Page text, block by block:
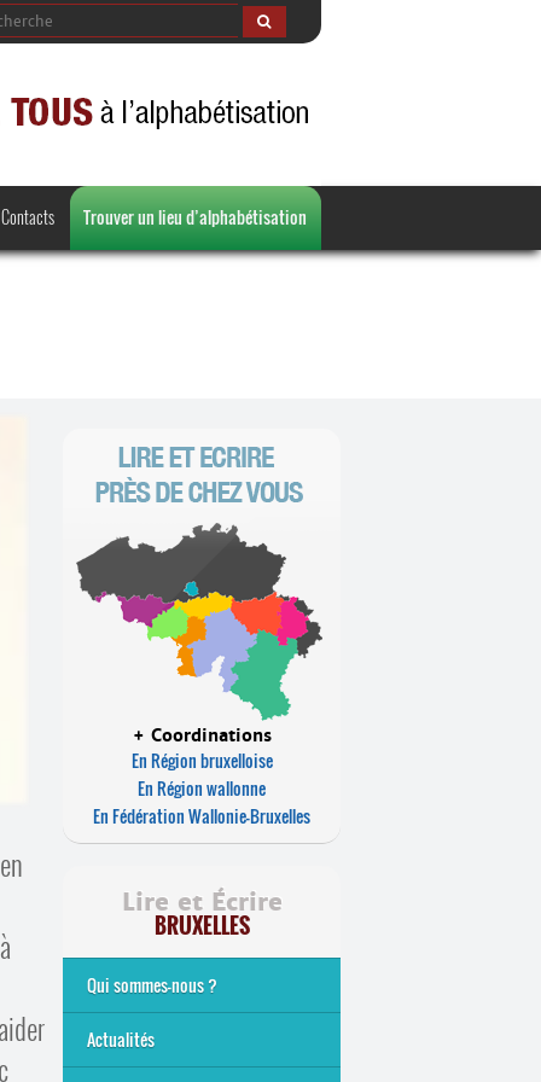
Contacts Trouver un lieu d’alphabétisation
+ Coordinations
En Région bruxelloise
En Région wallonne
En Fédération Wallonie-Bruxelles
Lire et Écrire
BRUXELLES
Qui sommes-nous ?
Analphabétisme et illettrisme
L’alphabétisation populaire
Le mouvement Lire et Écrire
Nos missions
... Tous les articles
Actualités